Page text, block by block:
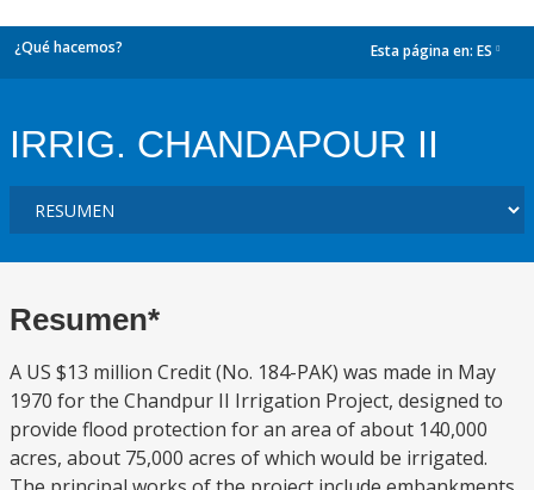
¿Qué hacemos? Esta página en: ES
IRRIG. CHANDAPOUR II
Resumen*
A US $13 million Credit (No. 184-PAK) was made in May
1970 for the Chandpur II Irrigation Project, designed to
provide flood protection for an area of about 140,000
acres, about 75,000 acres of which would be irrigated.